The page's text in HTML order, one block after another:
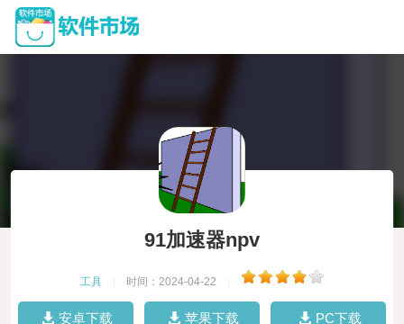
91加速器npv
工具 时间：2024-04-22
安卓下载 苹果下载 PC下载